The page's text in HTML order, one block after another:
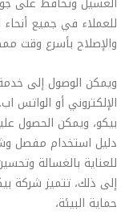
للعملاء في جميع أنحاء
والإصلاح بأسرع وقت
ويمكن الوصول إلى خدمة
الإلكتروني أو الواتس
بيكو، ويمكن الحصول
دليل استخدام مفصل
للعناية بالغسالة
إلى ذلك، تتميز شركة
حماية البيئة،